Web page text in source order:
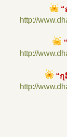
http://
http://
“
http://